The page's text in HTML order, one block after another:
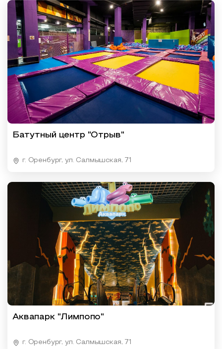
Батутный центр "Отрыв"
г. Оренбург, ул. Салмышская, 71
Аквапарк "Лимпопо"
г. Оренбург, ул. Салмышская, 71